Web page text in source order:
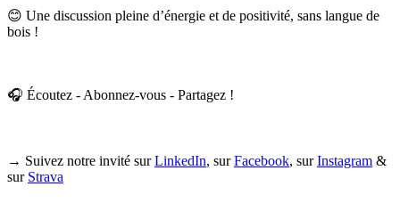
😊 Une discussion pleine d’énergie et de positivité, sans langue de
bois !
🎧 Écoutez - Abonnez-vous - Partagez !
→ Suivez notre invité surLinkedIn, surFacebook, surInstagram &
sur Strava